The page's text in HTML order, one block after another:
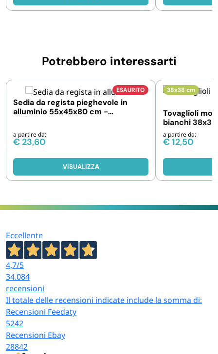
Potrebbero interessarti
ESAURITO
Sedia da regista pieghevole in
alluminio 55x45x80 cm -
a partire da:
€ 23,60
VISUALIZZA
38x38 cm
Tovaglioli
bianchi
500 e 2400
a partire da:
€12,50
Eccellente
4,7/5
34.084
recensioni
Il totale delle recensioni indicate include la somma di:
Recensioni Feedaty
5242
Recensioni Ebay
28842